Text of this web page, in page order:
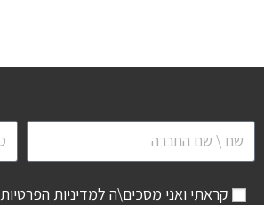
קראתי ואני מסכים\ה למדיניות הפרטיות